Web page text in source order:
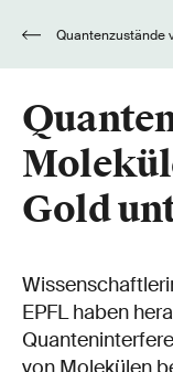
Gold
EPFL haben